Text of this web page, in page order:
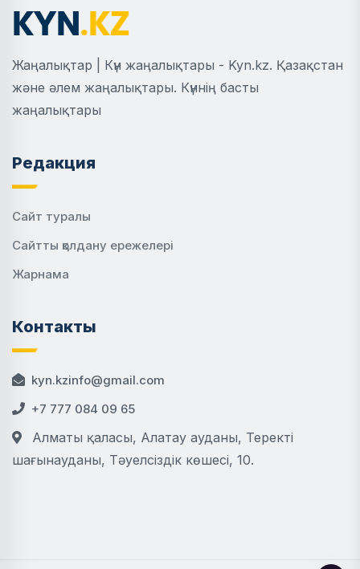
Жаңалықтар | Күн жаңалықтары - Kyn.kz. Қазақстан
және әлем жаңалықтары. Күннің басты
жаңалықтары
Редакция
Сайт туралы
Сайтты қолдану ережелері
Жарнама
Контакты
kyn.kzinfo@gmail.com
+7 777 084 09 65
Алматы қаласы, Алатау ауданы, Теректі
шағынауданы, Тәуелсіздік көшесі, 10.